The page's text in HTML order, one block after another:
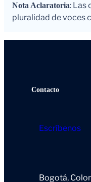
Nota Aclaratoria: Las
pluralidad de voces
Contacto
Escríbenos
Bogotá,